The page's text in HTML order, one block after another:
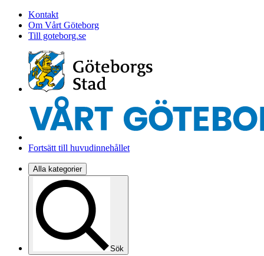
Kontakt
Om Vårt Göteborg
Till goteborg.se
Fortsätt till huvudinnehållet
Alla kategorier
Sök